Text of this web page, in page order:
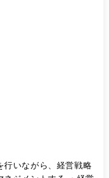
行いながら、経営戦略